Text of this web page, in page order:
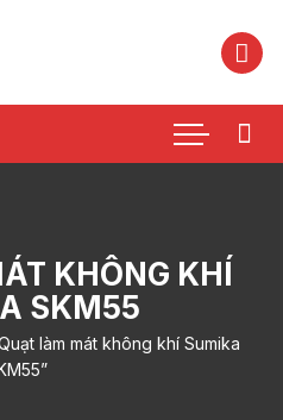
KHÔNG KHÍ
SKM55
làm mát không khí Sumika